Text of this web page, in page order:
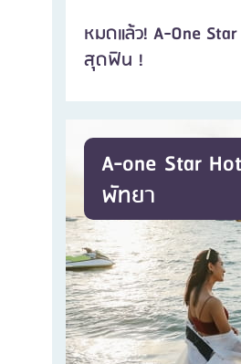
หมดแล้ว! A-One
สุดฟิน !
A-one Star
พัทยา